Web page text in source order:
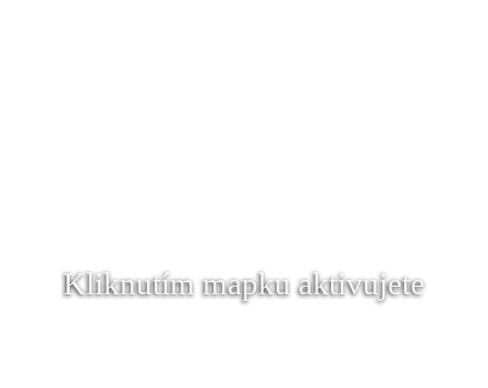
Kliknutím mapku aktivujete